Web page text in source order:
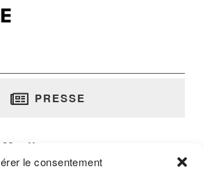
le consentement
PRESSE
10 - 1204 Genève